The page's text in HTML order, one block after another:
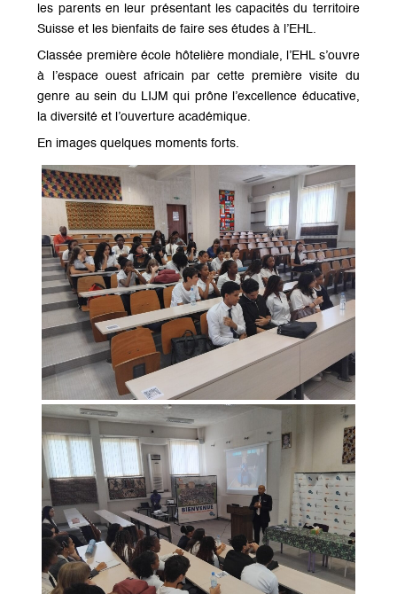
les parents en leur présentant les capacités du territoire
Suisse et les bienfaits de faire ses études à l’EHL.
Classée première école hôtelière mondiale, l’EHL s’ouvre
à l’espace ouest africain par cette première visite du
genre au sein du LIJM qui prône l’excellence éducative,
la diversité et l’ouverture académique.
En images quelques moments forts.